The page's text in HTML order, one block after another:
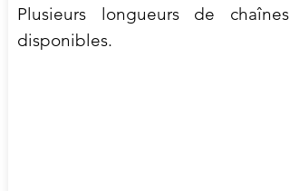
Plusieurs longueurs de chaînes
disponibles.